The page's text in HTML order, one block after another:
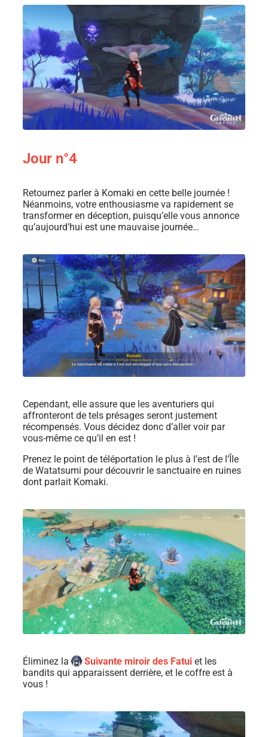
Jour n°4
Retournez parler à Komaki en cette belle journée !
Néanmoins, votre enthousiasme va rapidement se
transformer en déception, puisqu’elle vous annonce
qu’aujourd’hui est une mauvaise journée…
Cependant, elle assure que les aventuriers qui
affronteront de tels présages seront justement
récompensés. Vous décidez donc d’aller voir par
vous-même ce qu’il en est !
Prenez le point de téléportation le plus à l’est de l’Île
de Watatsumi pour découvrir le sanctuaire en ruines
dont parlait Komaki.
Éliminez la Suivante miroir des Fatui et les
bandits qui apparaissent derrière, et le coffre est à
vous !